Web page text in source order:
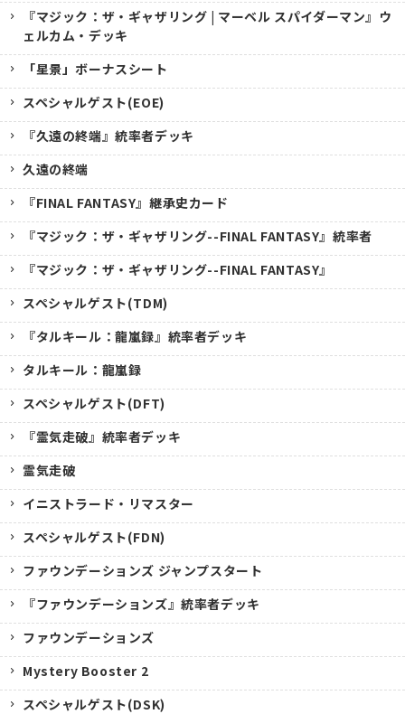
『マジック：ザ・ギャザリング | マーベル スパイダーマン』ウ
ェルカム・デッキ
「星景」ボーナスシート
スペシャルゲスト(EOE)
『久遠の終端』統率者デッキ
久遠の終端
『FINAL FANTASY』継承史カード
『マジック：ザ・ギャザリング--FINAL FANTASY』統率者
『マジック：ザ・ギャザリング--FINAL FANTASY』
スペシャルゲスト(TDM)
『タルキール：龍嵐録』統率者デッキ
タルキール：龍嵐録
スペシャルゲスト(DFT)
『霊気走破』統率者デッキ
霊気走破
イニストラード・リマスター
スペシャルゲスト(FDN)
ファウンデーションズ ジャンプスタート
『ファウンデーションズ』統率者デッキ
ファウンデーションズ
Mystery Booster 2
スペシャルゲスト(DSK)